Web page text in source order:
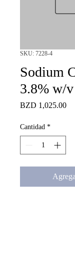
SKU: 7228-4
Sodium
3.8% w/
BZD 1,025.00
Cantidad *